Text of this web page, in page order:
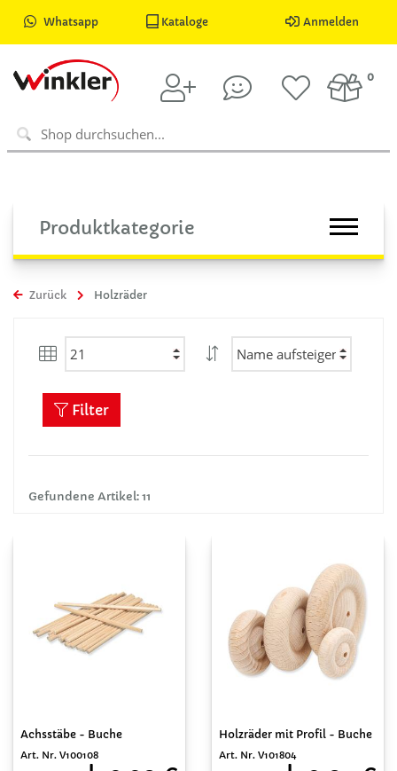
Whatsapp Kataloge Anmelden
0
Produktkategorie
Zurück Holzräder
Gefundene Artikel: 11
Filter
Achsstäbe - Buche
Art. Nr. V100108
Holzräder mit Profil - Buche
Art. Nr. V101804